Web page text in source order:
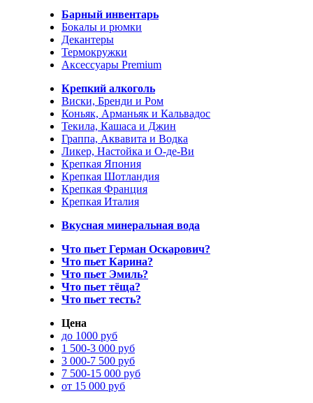
Барный инвентарь
Бокалы и рюмки
Декантеры
Термокружки
Аксессуары Premium
Крепкий алкоголь
Виски, Бренди и Ром
Коньяк, Арманьяк и Кальвадос
Текила, Кашаса и Джин
Граппа, Аквавита и Водка
Ликер, Настойка и О-де-Ви
Крепкая Япония
Крепкая Шотландия
Крепкая Франция
Крепкая Италия
Вкусная минеральная вода
Что пьет Герман Оскарович?
Что пьет Карина?
Что пьет Эмиль?
Что пьет тёща?
Что пьет тесть?
Цена
до 1000 руб
1 500-3 000 руб
3 000-7 500 руб
7 500-15 000 руб
от 15 000 руб